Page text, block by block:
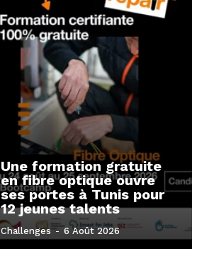
Une formation gratuite
en fibre optique ouvre
ses portes à Tunis pour
12 jeunes talents
Challenges - 6 Août 2026